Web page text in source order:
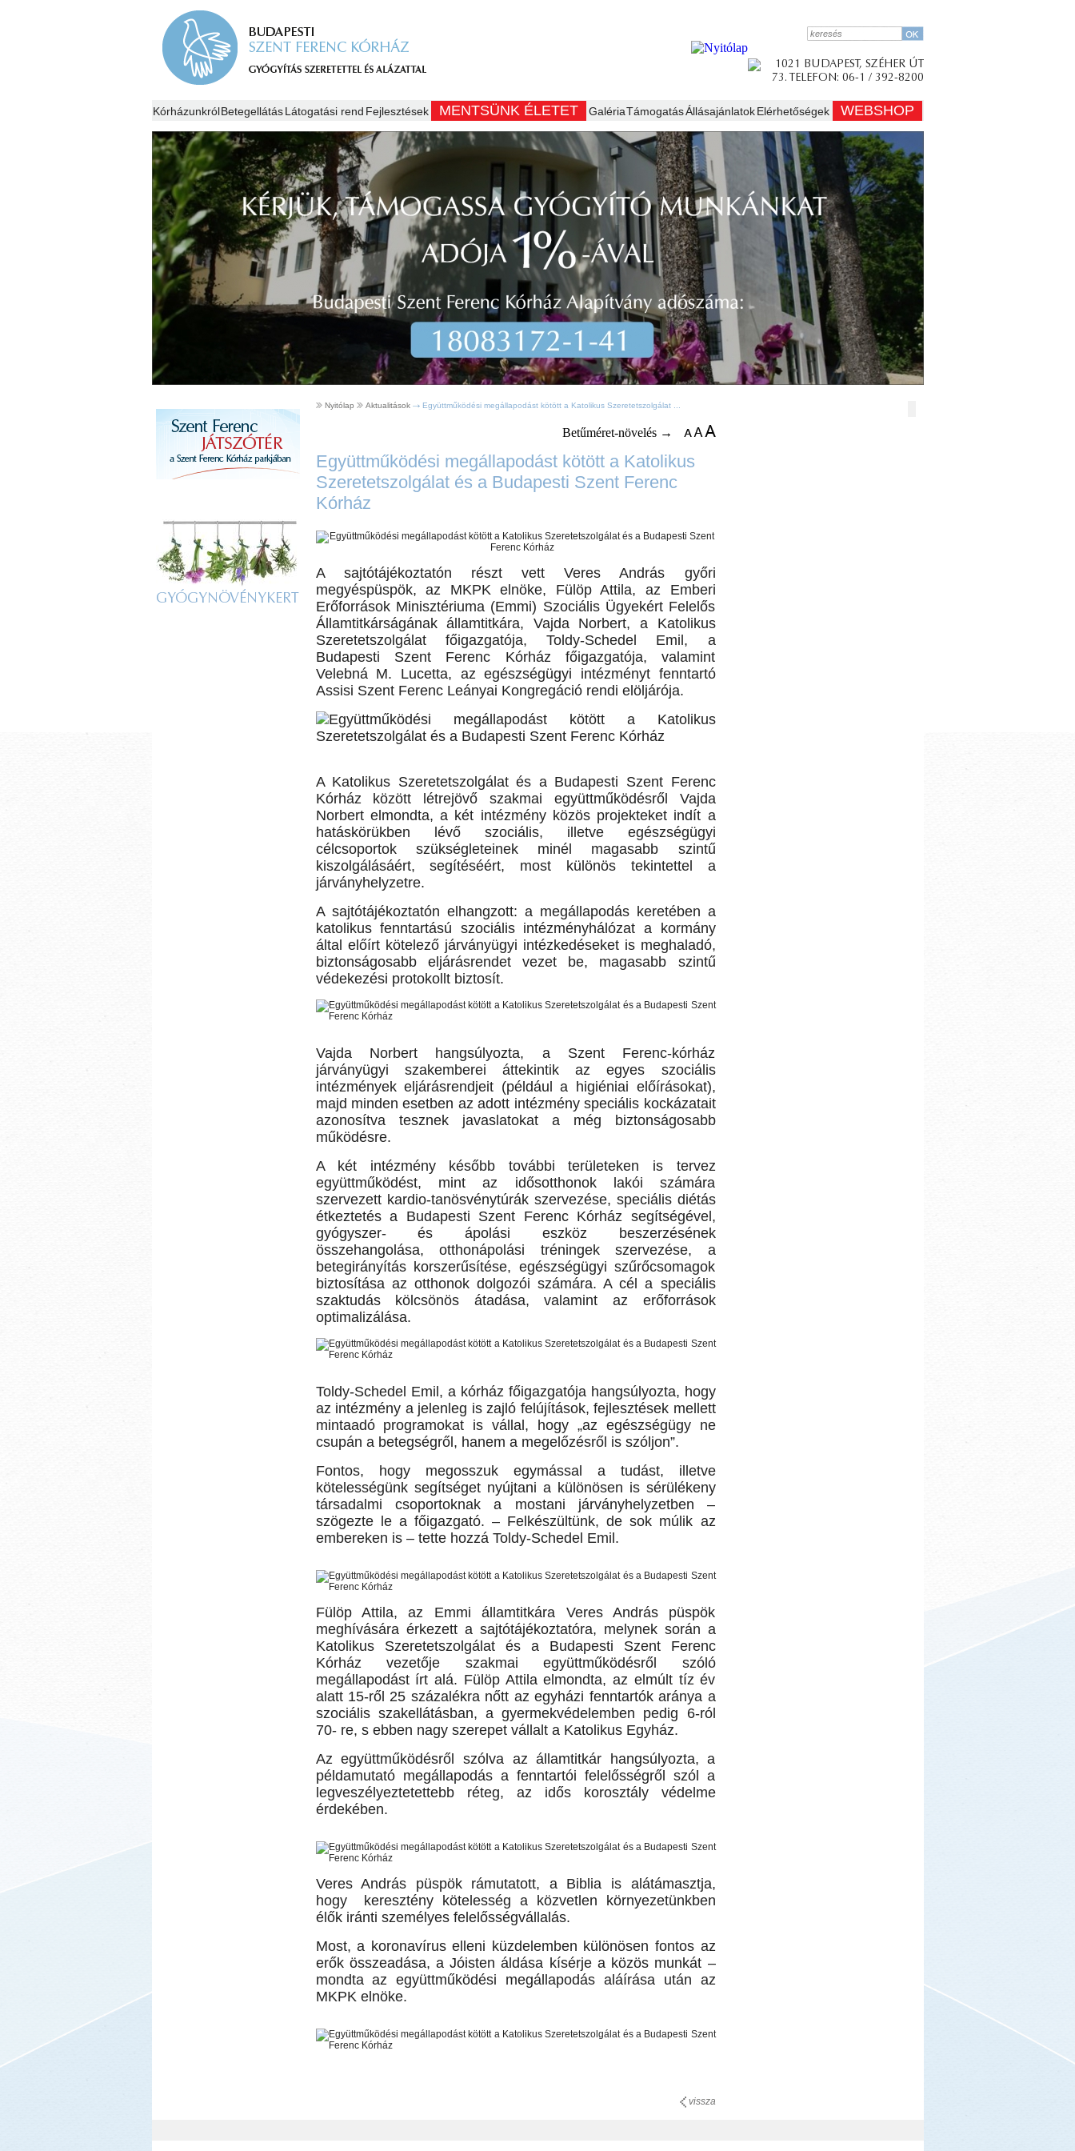
KórházunkrólBetegellátásLátogatási rend Fejlesztések MENTSÜNK ÉLETET GalériaTámogatásÁllásajánlatok Elérhetőségek WEBSHOP
GYÓGYNÖVÉNYKERT
Nyitólap Aktualitások Együttműködési megállapodást kötött a Katolikus Szeretetszolgálat ...
Betűméret-növelés →
Együttműködési megállapodást kötött a Katolikus
Szeretetszolgálat és a Budapesti Szent Ferenc
Kórház
A sajtótájékoztatón részt vett Veres András győri
megyéspüspök, az MKPK elnöke, Fülöp Attila, az Emberi
Erőforrások Minisztériuma (Emmi) Szociális Ügyekért Felelős
Államtitkárságának államtitkára, Vajda Norbert, a Katolikus
Szeretetszolgálat főigazgatója, Toldy-Schedel Emil, a
Budapesti Szent Ferenc Kórház főigazgatója, valamint
Velebná M. Lucetta, az egészségügyi intézményt fenntartó
Assisi Szent Ferenc Leányai Kongregáció rendi elöljárója.
A Katolikus Szeretetszolgálat és a Budapesti Szent Ferenc
Kórház között létrejövő szakmai együttműködésről Vajda
Norbert elmondta, a két intézmény közös projekteket indít a
hatáskörükben lévő szociális, illetve egészségügyi
célcsoportok szükségleteinek minél magasabb szintű
kiszolgálásáért, segítéséért, most különös tekintettel a
járványhelyzetre.
A sajtótájékoztatón elhangzott: a megállapodás keretében a
katolikus fenntartású szociális intézményhálózat a kormány
által előírt kötelező járványügyi intézkedéseket is meghaladó,
biztonságosabb eljárásrendet vezet be, magasabb szintű
védekezési protokollt biztosít.
Vajda Norbert hangsúlyozta, a Szent Ferenc-kórház
járványügyi szakemberei áttekintik az egyes szociális
intézmények eljárásrendjeit (például a higiéniai előírásokat),
majd minden esetben az adott intézmény speciális kockázatait
azonosítva tesznek javaslatokat a még biztonságosabb
működésre.
A két intézmény később további területeken is tervez
együttműködést, mint az idősotthonok lakói számára
szervezett kardio-tanösvénytúrák szervezése, speciális diétás
étkeztetés a Budapesti Szent Ferenc Kórház segítségével,
gyógyszer- és ápolási eszköz beszerzésének
összehangolása, otthonápolási tréningek szervezése, a
betegirányítás korszerűsítése, egészségügyi szűrőcsomagok
biztosítása az otthonok dolgozói számára. A cél a speciális
szaktudás kölcsönös átadása, valamint az erőforrások
optimalizálása.
Toldy-Schedel Emil, a kórház főigazgatója hangsúlyozta, hogy
az intézmény a jelenleg is zajló felújítások, fejlesztések mellett
mintaadó programokat is vállal, hogy „az egészségügy ne
csupán a betegségről, hanem a megelőzésről is szóljon”.
Fontos, hogy megosszuk egymással a tudást, illetve
kötelességünk segítséget nyújtani a különösen is sérülékeny
társadalmi csoportoknak a mostani járványhelyzetben –
szögezte le a főigazgató. – Felkészültünk, de sok múlik az
embereken is – tette hozzá Toldy-Schedel Emil.
Fülöp Attila, az Emmi államtitkára Veres András püspök
meghívására érkezett a sajtótájékoztatóra, melynek során a
Katolikus Szeretetszolgálat és a Budapesti Szent Ferenc
Kórház vezetője szakmai együttműködésről szóló
megállapodást írt alá. Fülöp Attila elmondta, az elmúlt tíz év
alatt 15-ről 25 százalékra nőtt az egyházi fenntartók aránya a
szociális szakellátásban, a gyermekvédelemben pedig 6-ról
70- re, s ebben nagy szerepet vállalt a Katolikus Egyház.
Az együttműködésről szólva az államtitkár hangsúlyozta, a
példamutató megállapodás a fenntartói felelősségről szól a
legveszélyeztetettebb réteg, az idős korosztály védelme
érdekében.
Veres András püspök rámutatott, a Biblia is alátámasztja,
hogy keresztény kötelesség a közvetlen környezetünkben
élők iránti személyes felelősségvállalás.
Most, a koronavírus elleni küzdelemben különösen fontos az
erők összeadása, a Jóisten áldása kísérje a közös munkát –
mondta az együttműködési megállapodás aláírása után az
MKPK elnöke.
vissza